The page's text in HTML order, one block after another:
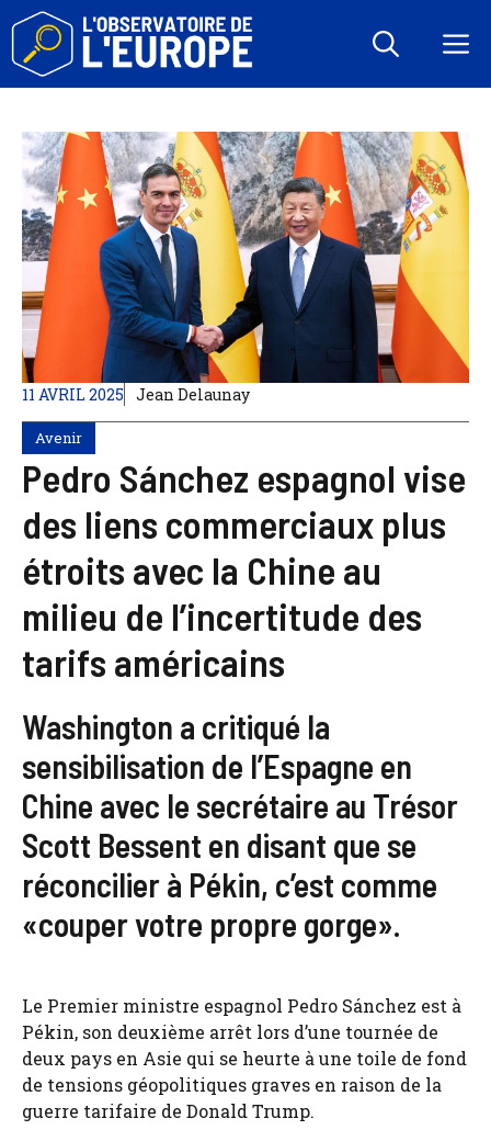
Aller
contenu
11 AVRIL 2025 Jean Delaunay
Avenir
Pedro Sánchez espagnol vise
des liens commerciaux plus
étroits avec la Chine au
milieu de l’incertitude des
tarifs américains
Washington a critiqué la
sensibilisation de l’Espagne en
Chine avec le secrétaire au Trésor
Scott Bessent en disant que se
réconcilier à Pékin, c’est comme
«couper votre propre gorge».
Le Premier ministre espagnol Pedro Sánchez est à
Pékin, son deuxième arrêt lors d’une tournée de
deux pays en Asie qui se heurte à une toile de fond
de tensions géopolitiques graves en raison de la
guerre tarifaire de Donald Trump.